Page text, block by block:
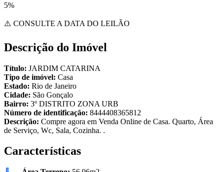
5%
⚠️ CONSULTE A DATA DO LEILÃO
Descrição do Imóvel
Título: JARDIM CATARINA
Tipo de imóvel: Casa
Estado: Rio de Janeiro
Cidade: São Gonçalo
Bairro: 3º DISTRITO ZONA URB
Número de identificação: 8444408365812
Descrição: Compre agora em Venda Online de Casa. Quarto, Área
de Serviço, Wc, Sala, Cozinha. .
Características